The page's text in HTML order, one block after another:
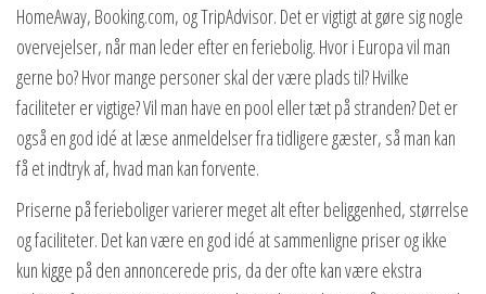
HomeAway, Booking.com, og TripAdvisor. Det er vigtigt at gøre sig nogle
overvejelser, når man leder efter en feriebolig. Hvor i Europa vil man
gerne bo? Hvor mange personer skal der være plads til? Hvilke
faciliteter er vigtige? Vil man have en pool eller tæt på stranden? Det er
også en god idé at læse anmeldelser fra tidligere gæster, så man kan
få et indtryk af, hvad man kan forvente.
Priserne på ferieboliger varierer meget alt efter beliggenhed, størrelse
og faciliteter. Det kan være en god idé at sammenligne priser og ikke
kun kigge på den annoncerede pris, da der ofte kan være ekstra